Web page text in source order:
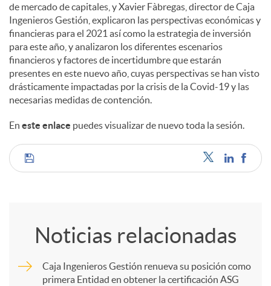
de mercado de capitales, y Xavier Fàbregas, director de Caja
Ingenieros Gestión, explicaron las perspectivas económicas y
financieras para el 2021 así como la estrategia de inversión
para este año, y analizaron los diferentes escenarios
financieros y factores de incertidumbre que estarán
presentes en este nuevo año, cuyas perspectivas se han visto
drásticamente impactadas por la crisis de la Covid-19 y las
necesarias medidas de contención.
En este enlace puedes visualizar de nuevo toda la sesión.
C
m
Noticias relacionadas
Caja Ingenieros Gestión renueva su posición como
primera Entidad en obtener la certificación ASG